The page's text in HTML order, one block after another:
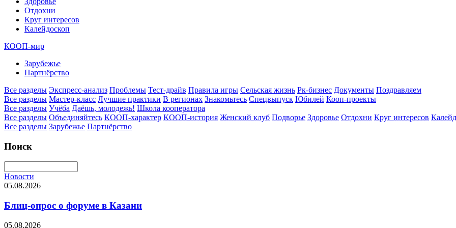
Отдохни
Круг интересов
Калейдоскоп
КООП-мир
Зарубежье
Партнёрство
Все разделы Экспресс-анализ Проблемы Тест-драйв Правила игры Сельская жизнь Рк-бизнес Документы Поздравляем
Все разделы Мастер-класс Лучшие практики В регионах Знакомьтесь Спецвыпуск Юбилей Кооп-проекты
Все разделы Учёба Даёшь, молодежь! Школа кооператора
Все разделы Объединяйтесь КООП-характер КООП-история Женский клуб Подворье Здоровье Отдохни Круг интересов
Все разделы Зарубежье Партнёрство
Поиск
Новости
05.08.2026
Блиц-опрос о форуме в Казани
05.08.2026